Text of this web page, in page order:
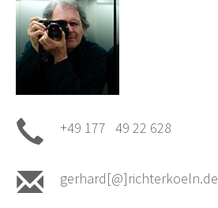
+49 177 49 22 628
gerhard[@]richterkoeln.de